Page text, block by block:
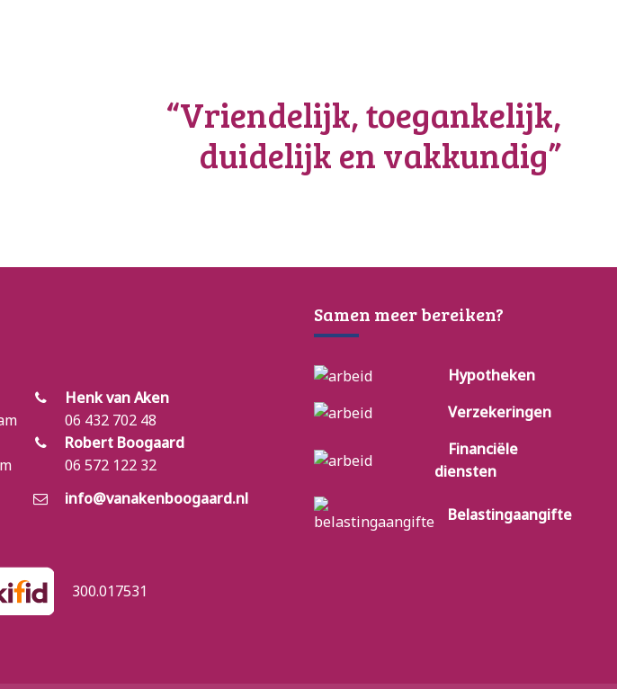
“Vriendelijk, toegankelijk,
duidelijk en vakkundig”
Henk van Aken
06 432 702 48
Robert Boogaard
06 572 122 32
info@vanakenboogaard.nl
300.017531
Samen meer bereiken?
Hypotheken
Verzekeringen
Financiële
diensten
Belastingaangifte